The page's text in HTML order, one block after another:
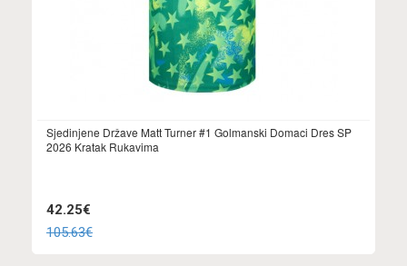
Sjedinjene Države Matt Turner #1 Golmanski Domaci Dres SP
2026 Kratak Rukavima
42.25€
105.63€